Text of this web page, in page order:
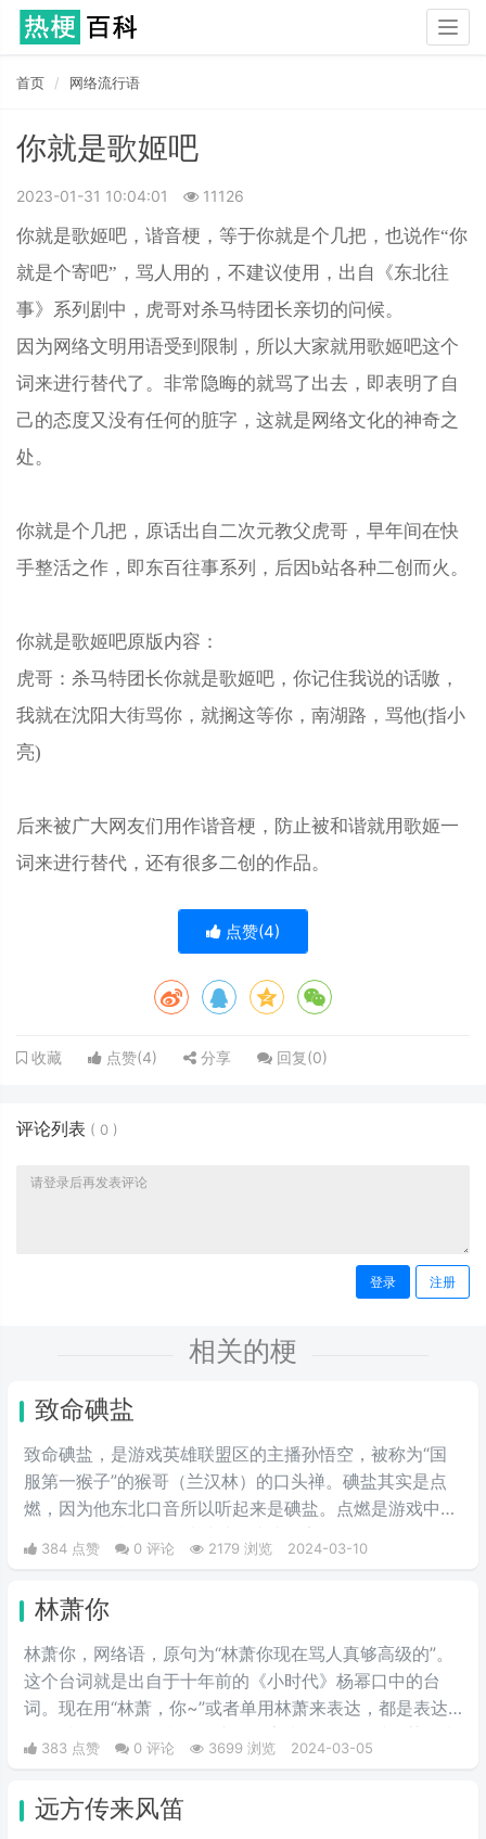
首页 网络流行语
你就是歌姬吧
2023-01-31 10:04:01 11126
你就是歌姬吧，谐音梗，等于你就是个几把，也说作“你
就是个寄吧”，骂人用的， 不建议使用，出自《东北往
事》系列剧中，虎哥对杀马特团长亲切的问候。
因为网络文明用语受到限制，所以大家就用歌姬吧这个
词来进行替代了。非常隐晦的就骂了出去，即表明了自
己的态度又没有任何的脏字，这就是网络文化的神奇之
处。
你就是个几把，原话出自二次元教父虎哥，早年间在快
手整活之作，即东百往事系列，后因b站各种二创而火。
你就是歌姬吧原版内容：
虎哥：杀马特团长你就是歌姬吧，你记住我说的话嗷，
我就在沈阳大街骂你，就搁这等你，南湖路，骂他(指小
亮)
后来被广大网友们用作谐音梗，防止被和谐就用歌姬一
词来进行替代，还有很多二创的作品。
点赞(4)
收藏 点赞(4) 分享 回复(0)
评论列表 ( 0 )
登录 注册
相关的梗
致命碘盐
致命碘盐，是游戏英雄联盟区的主播孙悟空，被称为“国
服第一猴子”的猴哥（兰汉林）的口头禅。碘盐其实是点
燃，因为他东北口音所以听起来是碘盐。点燃是游戏中的
一个召唤师技能，可以对对面造成伤害。
384 点赞 0 评论 2179 浏览 2024-03-10
林萧你
林萧你，网络语，原句为“林萧你现在骂人真够高级的”。
这个台词就是出自于十年前的《小时代》杨幂口中的台
词。现在用“林萧，你~”或者单用林萧来表达，都是表达
的一种阴阳怪气的意思。这三个字表示别人在对于某件事
情评判的时候运用的非常巧妙，就传说中的说话，不带脏
383 点赞 0 评论 3699 浏览 2024-03-05
远方传来风笛